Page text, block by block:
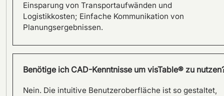
Einsparung von Transportaufwänden und
Logistikkosten; Einfache Kommunikation von
Planungsergebnissen.
Benötige ich CAD-Kenntnisse um visTable® zu
Nein. Die intuitive Benutzeroberfläche ist so gestaltet,